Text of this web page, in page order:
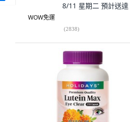
8/11 星期二 預計送達
WOW免運
(2838)